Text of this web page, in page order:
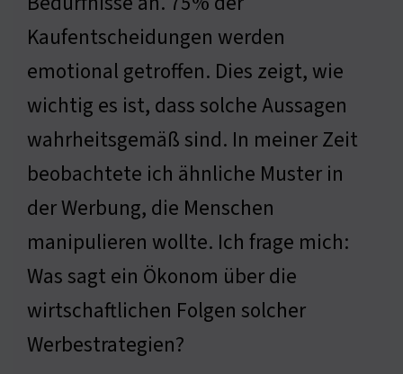
Kaufentscheidungen werden
emotional getroffen. Dies zeigt, wie
wichtig es ist, dass solche Aussagen
wahrheitsgemäß sind. In meiner Zeit
beobachtete ich ähnliche Muster in
der Werbung, die Menschen
manipulieren wollte. Ich frage mich:
Was sagt ein Ökonom über die
wirtschaftlichen Folgen solcher
Werbestrategien?